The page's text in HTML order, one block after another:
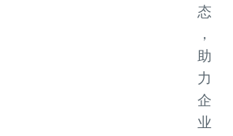
态
，
助
力
企
业